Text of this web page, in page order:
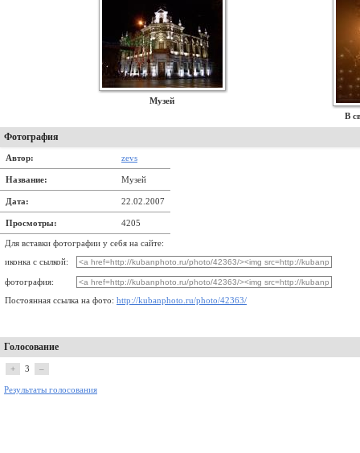
Музей
В
Фотография
Автор: zevs
Название: Музей
Дата: 22.02.2007
Просмотры: 4205
Для вставки фотографии у себя на сайте:
иконка с сылкой:
фотография:
Постоянная ссылка на фото: http://kubanphoto.ru/photo/42363/
Голосование
+ 3 –
Результаты голосования